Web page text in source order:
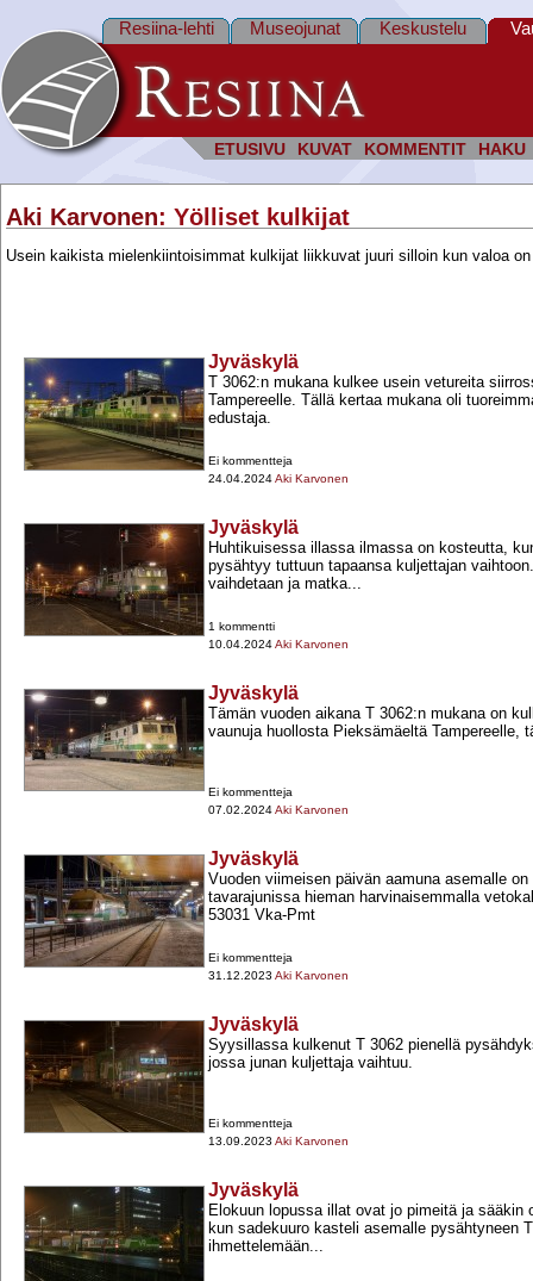
ETUSIVU KUVAT KOMMENTIT HAKU
Resiina-lehti Museojunat Keskustelu
Aki Karvonen: Yölliset kulkijat
Usein kaikista mielenkiintoisimmat kulkijat liikkuvat juuri silloin kun valoa
Jyväskylä
T 3062:n mukana kulkee usein vetureita
Tampereelle. Tällä kertaa mukana oli
edustaja.
Ei kommentteja
24.04.2024Aki Karvonen
Jyväskylä
Huhtikuisessa illassa ilmassa on kosteutta,
pysähtyy tuttuun tapaansa kuljettajan
vaihdetaan ja matka...
1 kommentti
10.04.2024Aki Karvonen
Jyväskylä
Tämän vuoden aikana T 3062:n mukana on
vaunuja huollosta Pieksämäeltä Tampereelle,
Ei kommentteja
07.02.2024Aki Karvonen
Jyväskylä
Vuoden viimeisen päivän aamuna asemalle
tavarajunissa hieman harvinaisemmalla
53031 Vka-​Pmt
Ei kommentteja
31.12.2023 Aki Karvonen
Jyväskylä
Syysillassa kulkenut T 3062 pienellä
jossa junan kuljettaja vaihtuu.
Ei kommentteja
13.09.2023 Aki Karvonen
Jyväskylä
Elokuun lopussa illat ovat jo pimeitä ja sääkin
kun sadekuuro kasteli asemalle pysähtyneen
ihmettelemään...